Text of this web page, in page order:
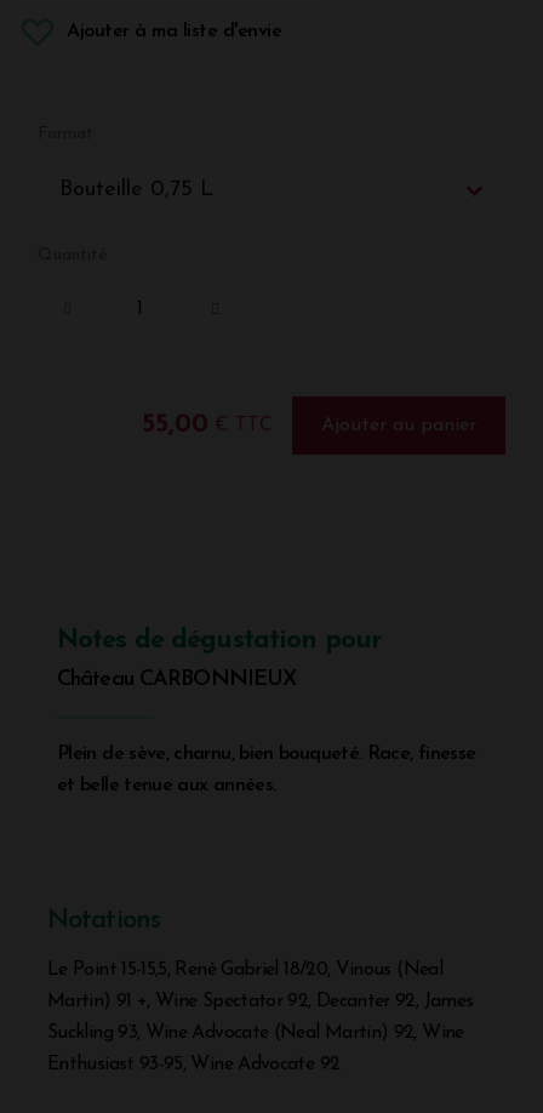
Ajouter à ma liste d'envie
Bouteille 0,75 L
55,00 € TTC Ajouter au panier
Notes de dégustation pour
Château CARBONNIEUX
Plein de sève, charnu, bien bouqueté. Race, finesse
et belle tenue aux années.
Notations
Le Point 15-15,5, René Gabriel 18/20, Vinous (Neal
Martin) 91 +, Wine Spectator 92, Decanter 92, James
Suckling 93, Wine Advocate (Neal Martin) 92, Wine
Enthusiast 93-95, Wine Advocate 92